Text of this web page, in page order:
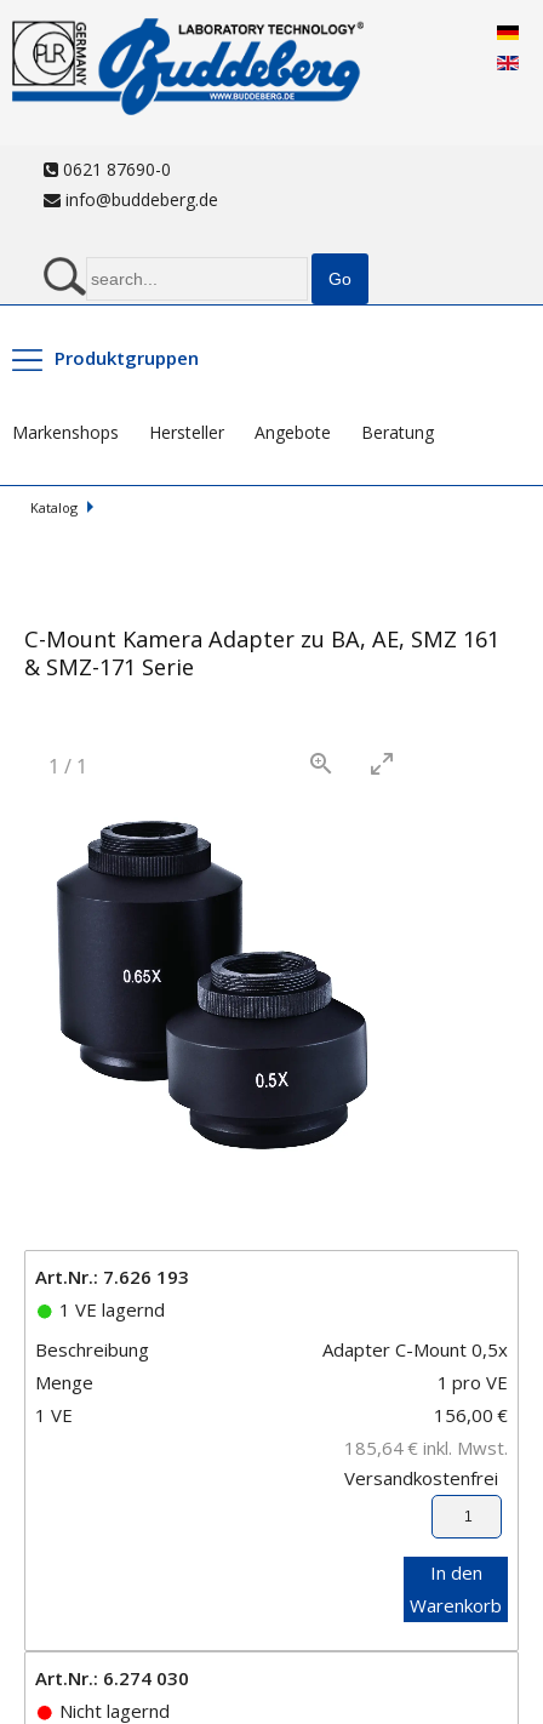
0621 87690-0
info@buddeberg.de
Produktgruppen
Markenshops Hersteller Angebote Beratung
Katalog
C-Mount Kamera Adapter zu BA, AE, SMZ 161
& SMZ-171 Serie
1 / 1
Art.Nr.: 7.626 193
1 VE lagernd
Beschreibung
Adapter C-Mount 0,5x
Menge
1 pro VE
1 VE
156,00 €
185,64€ inkl. Mwst.
Versandkostenfrei
In den
Warenkorb
Art.Nr.: 6.274 030
Nicht lagernd